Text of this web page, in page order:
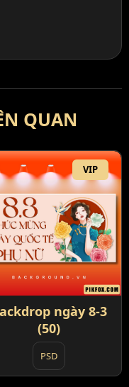
QUAN
VIP
ngày 8-3
(50)
PSD